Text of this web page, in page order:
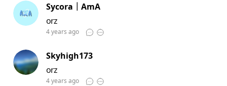
Sycora｜AmA
orz
4 years ago
Skyhigh173
orz
4 years ago